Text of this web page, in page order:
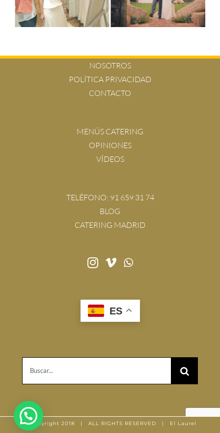
planner!
casa
NOSOTROS
POLÍTICA PRIVACIDAD
CONTACTO
MENÚS CATERING
OPINIONES
VÍDEOS
TELÉFONO: 91 659 31 74
BLOG
CATERING MADRID
ES
© Copyright 2018 | ALL RIGHTS RESERVED | El Laurel